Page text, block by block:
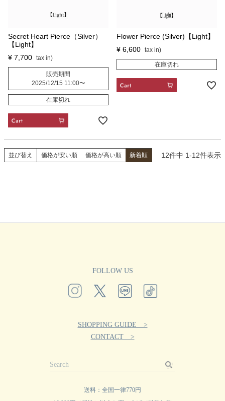
Secret Heart Pierce（Silver）
【Light】
¥ 7,700
販売期間
2025/12/15 11:00〜
在庫切れ
Flower Pierce (Silver)【Light】
¥ 6,600
在庫切れ
並び替え 価格が安い順 価格が高い順 新着順 12件中 1-12件表示
FOLLOW US
SHOPPING GUIDE >
CONTACT >
送料：全国一律770円